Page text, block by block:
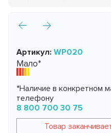
Артикул:WP020
Мало*
*Наличие в конкретном
телефону
8 800 700 30 75
Товар